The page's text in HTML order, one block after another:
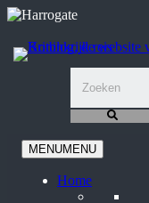
Ga
de
inhoud
MENUMENU
Home